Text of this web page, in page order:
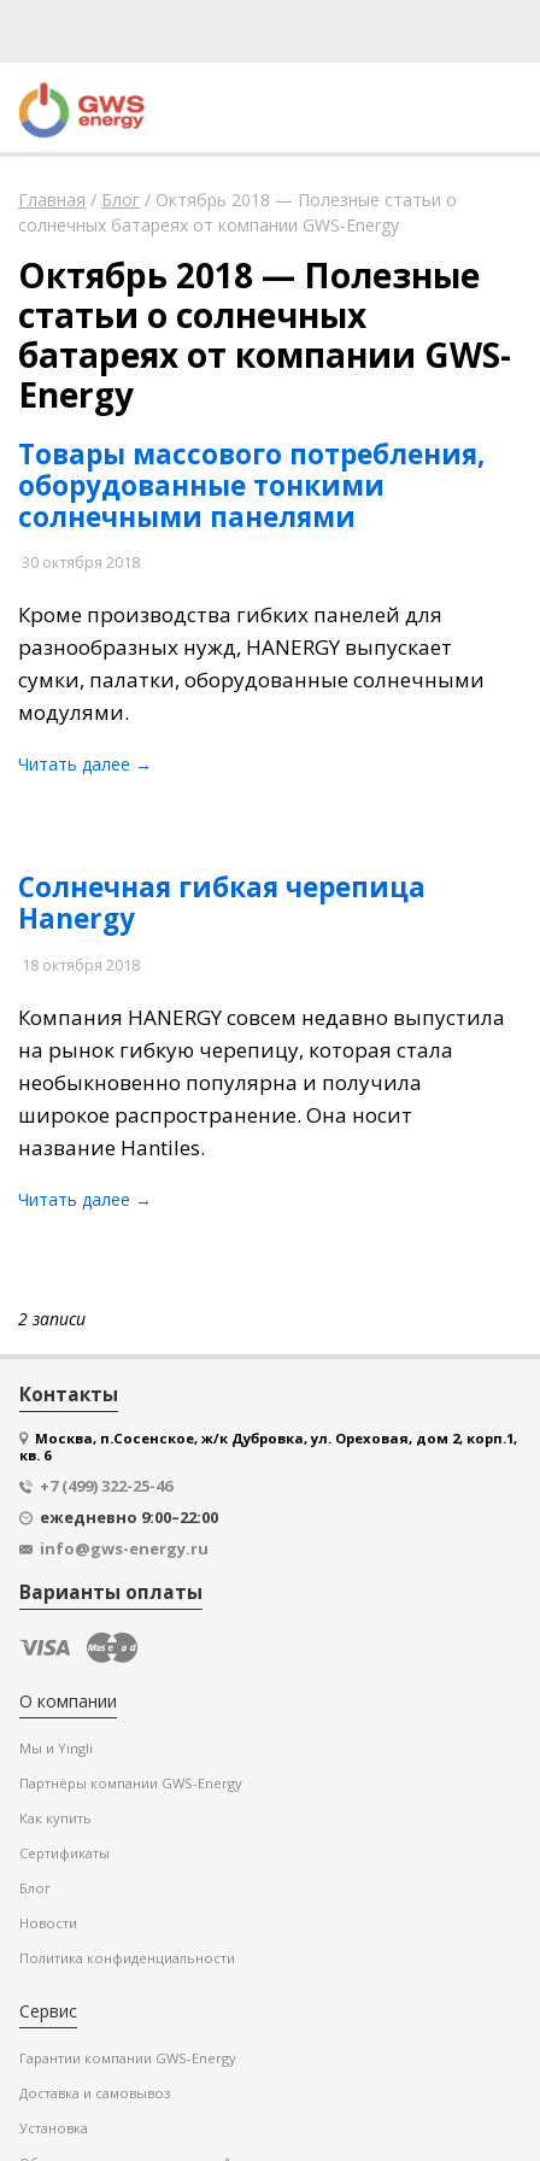
Главная / Блог / Октябрь 2018 — Полезные статьи о
солнечных батареях от компании GWS-Energy
Октябрь 2018 — Полезные
статьи о солнечных
батареях от компании GWS-
Energy
Товары массового потребления,
оборудованные тонкими
солнечными панелями
30 октября 2018
Кроме производства гибких панелей для
разнообразных нужд, HANERGY выпускает
сумки, палатки, оборудованные солнечными
модулями.
Читать далее →
Солнечная гибкая черепица
Hanergy
18 октября 2018
Компания HANERGY совсем недавно выпустила
на рынок гибкую черепицу, которая стала
необыкновенно популярна и получила
широкое распространение. Она носит
название Hantiles.
Читать далее →
2 записи
Контакты
Москва, п.Сосенское, ж/к Дубровка, ул. Ореховая, дом 2, корп.1,
кв. 6
+7 (499) 322-25-46
ежедневно 9:00–22:00
info@gws-energy.ru
Варианты оплаты
О компании
Мы и Yingli
Партнёры компании GWS-Energy
Как купить
Сертификаты
Блог
Новости
Политика конфиденциальности
Сервис
Гарантии компании GWS-Energy
Доставка и самовывоз
Установка